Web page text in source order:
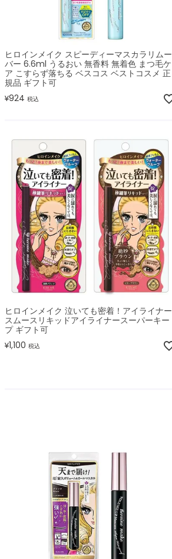
ヒロインメイク スピーディーマスカラリムー
バー 6.6ml うるおい 無香料 無着色 まつ毛ケ
ア こすらず落ちる ベスコス ベストコスメ 正
規品 ギフト可
¥924 税込
ヒロインメイク 泣いても密着！アイライナー
スムースリキッドアイライナースーパーキー
プ ギフト可
¥1,100 税込